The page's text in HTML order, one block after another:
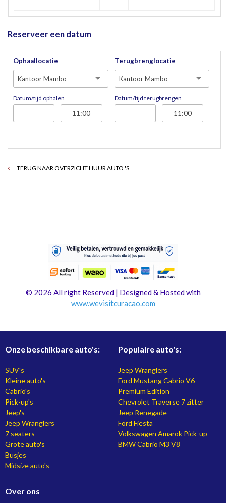
Reserveer een datum
Ophaallocatie
Kantoor Mambo
Datum/tijd ophalen
Terugbrenglocatie
Kantoor Mambo
Datum/tijd terugbrengen
TERUG NAAR OVERZICHT HUUR AUTO 'S
© 2026 All right Reserved | Designed & Hosted with
www.wevisitcuracao.com
Onze beschikbare auto's:
SUV's
Kleine auto's
Cabrio's
Pick-up's
Jeep's
Jeep Wranglers
7 seaters
Grote auto's
Busjes
Midsize auto's
Populaire auto's:
Jeep Wranglers
Ford Mustang Cabrio V6
Premium Edition
Chevrolet Traverse 7 zitter
Jeep Renegade
Ford Fiesta
Volkswagen Amarok Pick-up
BMW Cabrio M3 V8
Over ons